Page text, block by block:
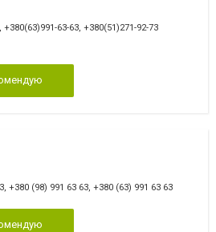
, +380(63)991-63-63, +380(51)271-92-73
, +380 (98) 991 63 63, +380 (63) 991 63 63